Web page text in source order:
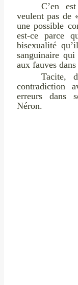
C’en
veulent pas de
une possible
est-ce parce
bisexualité
sanguinaire
aux fauves dans
Tacite,
contradiction
erreurs dans
Néron.